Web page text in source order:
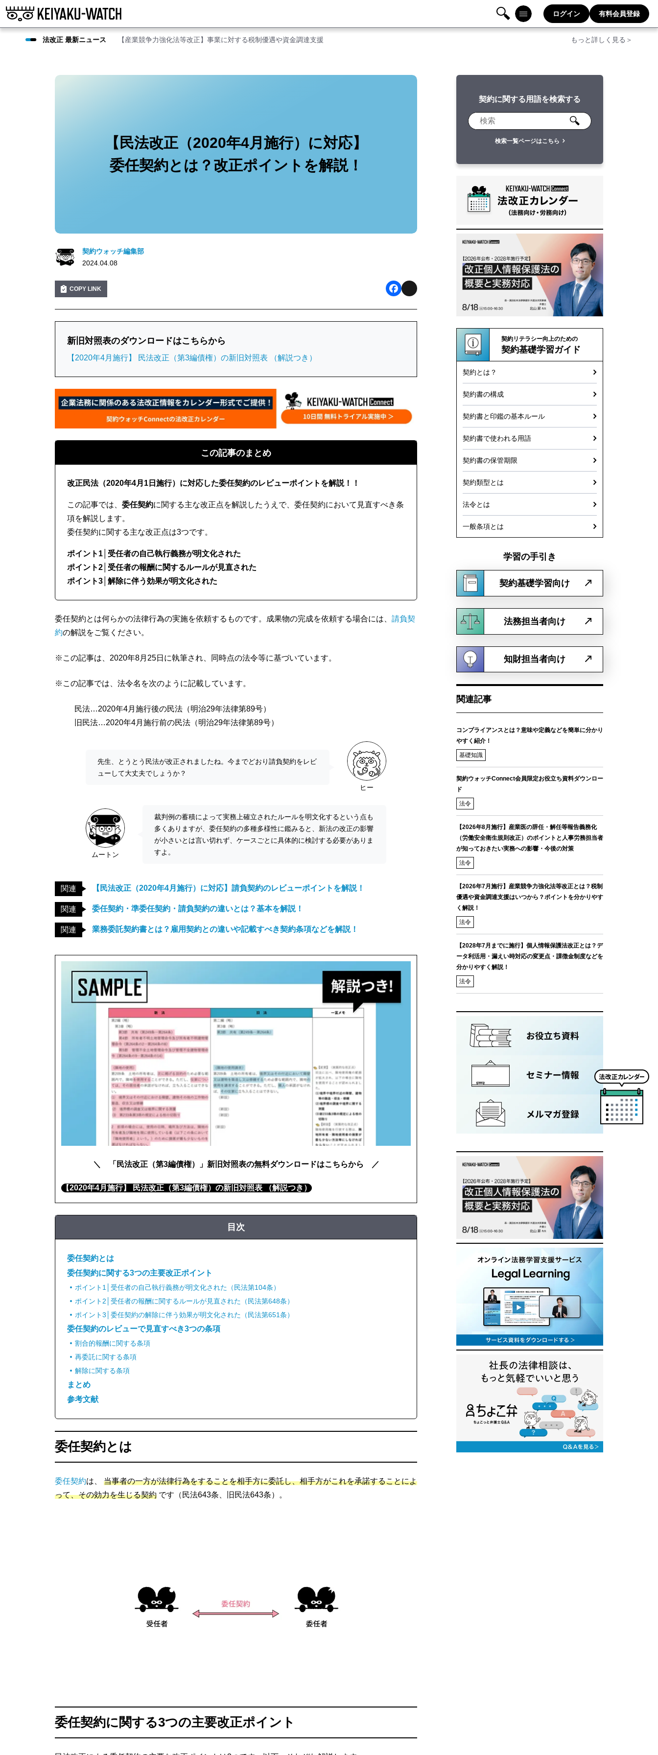
検
メニ
ログイン 有料会員登録
法改正 最新ニュース 【産業競争力強化法等改正】事業に対する税制優遇や資金調達支援 もっと詳しく見る＞
【民法改正（2020年4月施行）に対応】
委任契約とは？改正ポイントを解説！
契約ウォッチ編集部
2024.04.08
COPY LINK
a
o
o
k
新旧対照表のダウンロードはこちらから
【2020年4月施行】 民法改正（第3編債権）の新旧対照表 （解説つき）
この記事のまとめ
改正民法（2020年4月1日施行）に対応した委任契約のレビューポイントを解説！！
この記事では、 委任契約に関する主な改正点を解説したうえで、委任契約において見直すべき条
項を解説します。
委任契約に関する主な改正点は3つです。
ポイント1│受任者の自己執行義務が明文化された
ポイント2│受任者の報酬に関するルールが見直された
ポイント3│解除に伴う効果が明文化された
委任契約とは何らかの法律行為の実施を依頼するものです。成果物の完成を依頼する場合には、 請負契
約の解説をご覧ください。
※この記事は、2020年8月25日に執筆され、同時点の法令等に基づいています。
※この記事では、法令名を次のように記載しています。
民法…2020年4月施行後の民法（明治29年法律第89号）
旧民法…2020年4月施行前の民法（明治29年法律第89号）
ヒー
先生、とうとう民法が改正されましたね。今までどおり請負契約をレビ
ューして大丈夫でしょうか？
ムートン
裁判例の蓄積によって実務上確立されたルールを明文化するという点も
多くありますが、委任契約の多種多様性に鑑みると、新法の改正の影響
が小さいとは言い切れず、ケースごとに具体的に検討する必要がありま
すよ。
関連 【民法改正（2020年4月施行）に対応】請負契約のレビューポイントを解説！
関連 委任契約・準委任契約・請負契約の違いとは？基本を解説！
関連 業務委託契約書とは？雇用契約との違いや記載すべき契約条項などを解説！
＼ 「民法改正（第3編債権）」新旧対照表の無料ダウンロードはこちらから ／
【2020年4月施行】 民法改正（第3編債権）の新旧対照表 （解説つき）
目次
委任契約とは
委任契約に関する3つの主要改正ポイント
ポイント1│受任者の自己執行義務が明文化された（民法第104条）
ポイント2│受任者の報酬に関するルールが見直された（民法第648条）
ポイント3│委任契約の解除に伴う効果が明文化された（民法第651条）
委任契約のレビューで見直すべき3つの条項
割合的報酬に関する条項
再委託に関する条項
解除に関する条項
まとめ
参考文献
委任契約とは
委任契約は、 当事者の一方が法律行為をすることを相手方に委託し、相手方がこれを承諾することによ
って、その効力を生じる契約 です（民法643条、旧民法643条）。
委任契約に関する3つの主要改正ポイント
契約に関する用語を検索する
検索一覧ページはこちら
契約リテラシー向上のための
契約基礎学習ガイド
契約とは？
契約書の構成
契約書と印鑑の基本ルール
契約書で使われる用語
契約書の保管期限
契約類型とは
法令とは
一般条項とは
学習の手引き
契約基礎学習向け
法務担当者向け
知財担当者向け
関連記事
コンプライアンスとは？意味や定義などを簡単に分かり
やすく紹介！
基礎知識
契約ウォッチConnect会員限定お役立ち資料ダウンロー
ド
法令
【2026年8月施行】産業医の辞任・解任等報告義務化
（労働安全衛生規則改正）のポイントと人事労務担当者
が知っておきたい実務への影響・今後の対策
法令
【2026年7月施行】産業競争力強化法等改正とは？税制
優遇や資金調達支援はいつから？ポイントを分かりやす
く解説！
法令
【2028年7月までに施行】個人情報保護法改正とは？デ
ータ利活用・漏えい時対応の変更点・課徴金制度などを
分かりやすく解説！
法令
法
改
ダ
ー
は
ち
ら